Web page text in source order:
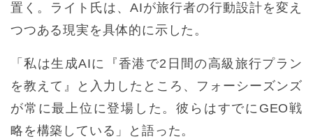
置く。ライト氏は、AIが旅行者の行動設計を変え
つつある現実を具体的に示した。
「私は生成AIに『香港で2日間の高級旅行プラン
を教えて』と入力したところ、フォーシーズンズ
が常に最上位に登場した。彼らはすでにGEO戦
略を構築している」と語った。